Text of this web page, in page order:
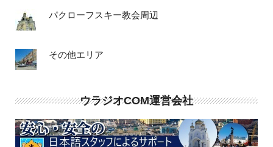
パクローフスキー教会周辺
その他エリア
ウラジオCOM運営会社